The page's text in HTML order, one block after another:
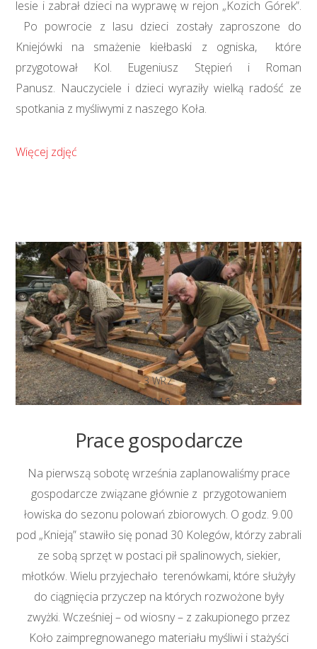
lesie i zabrał dzieci na wyprawę w rejon „Kozich Górek”.
Po powrocie z lasu dzieci zostały zaproszone do
Kniejówki na smażenie kiełbaski z ogniska, które
przygotował Kol. Eugeniusz Stępień i Roman
Panusz. Nauczyciele i dzieci wyraziły wielką radość ze
spotkania z myśliwymi z naszego Koła.
Więcej zdjęć
3 WRZ
2016
Prace gospodarcze
Na pierwszą sobotę września zaplanowaliśmy prace
gospodarcze związane głównie z przygotowaniem
łowiska do sezonu polowań zbiorowych. O godz. 9.00
pod „Knieją” stawiło się ponad 30 Kolegów, którzy zabrali
ze sobą sprzęt w postaci pił spalinowych, siekier,
młotków. Wielu przyjechało terenówkami, które służyły
do ciągnięcia przyczep na których rozwożone były
zwyżki. Wcześniej – od wiosny – z zakupionego przez
Koło zaimpregnowanego materiału myśliwi i stażyści